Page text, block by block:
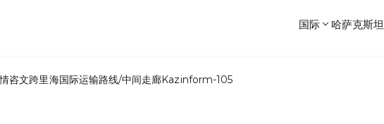
国际 哈萨克斯坦
咨文跨里海国际运输路线/中间走廊Kazinform-105